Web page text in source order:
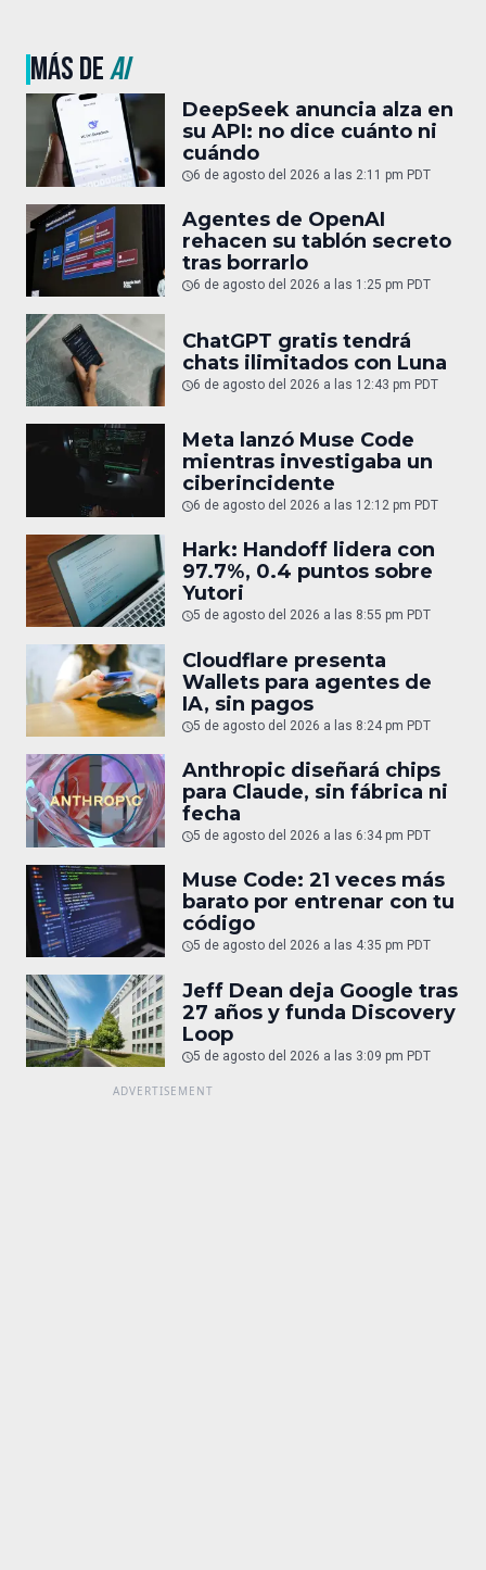
MÁS DEAI
DeepSeek anuncia alza en
su API: no dice cuánto ni
cuándo
6 de agosto del 2026 a las 2:11 pm PDT
Agentes de OpenAI
rehacen su tablón secreto
tras borrarlo
6 de agosto del 2026 a las 1:25 pm PDT
ChatGPT gratis tendrá
chats ilimitados con Luna
6 de agosto del 2026 a las 12:43 pm PDT
Meta lanzó Muse Code
mientras investigaba un
ciberincidente
6 de agosto del 2026 a las 12:12 pm PDT
Hark: Handoff lidera con
97.7%, 0.4 puntos sobre
Yutori
5 de agosto del 2026 a las 8:55 pm PDT
Cloudflare presenta
Wallets para agentes de
IA, sin pagos
5 de agosto del 2026 a las 8:24 pm PDT
Anthropic diseñará chips
para Claude, sin fábrica ni
fecha
5 de agosto del 2026 a las 6:34 pm PDT
Muse Code: 21 veces más
barato por entrenar con tu
código
5 de agosto del 2026 a las 4:35 pm PDT
Jeff Dean deja Google tras
27 años y funda Discovery
Loop
5 de agosto del 2026 a las 3:09 pm PDT